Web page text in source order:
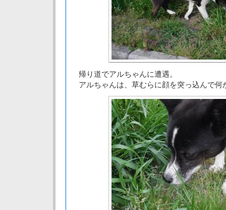
帰り道でアルちゃんに遭遇。
アルちゃんは、草むらに顔を突っ込んで何